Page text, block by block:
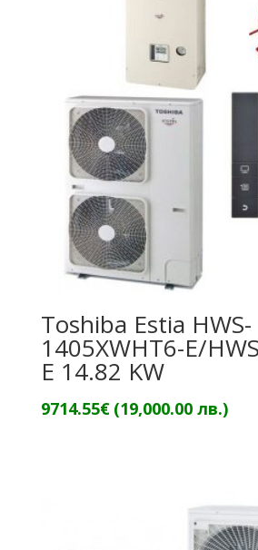
Toshiba Estia HWS-
1405XWHT6-E/
E 14.82 KW
9714.55€ (19,000.00 лв.)